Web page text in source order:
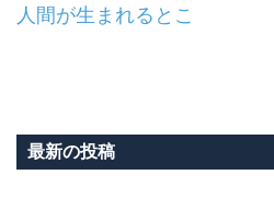
投
ビ
人間が生まれるとこ
最新の投稿